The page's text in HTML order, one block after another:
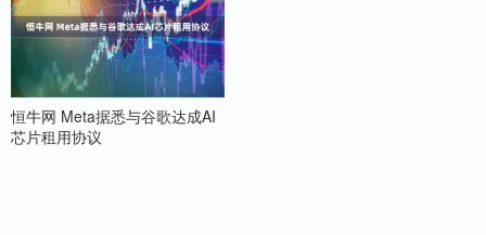
恒牛网 Meta据悉与谷歌达成AI
芯片租用协议